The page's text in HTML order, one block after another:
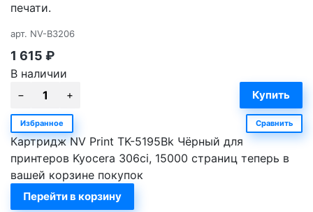
печати.
арт. NV-B3206
1 615 ₽
В наличии
Избранное Сравнить
Картридж NV Print TK-5195Bk Чёрный для
принтеров Kyocera 306ci, 15000 страниц теперь в
вашей корзине покупок
Перейти в корзину